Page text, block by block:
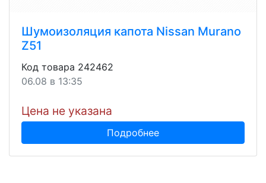
Шумоизоляция капота Nissan Murano
Z51
Код товара 242462
06.08 в 13:35
Цена не указана
Подробнее